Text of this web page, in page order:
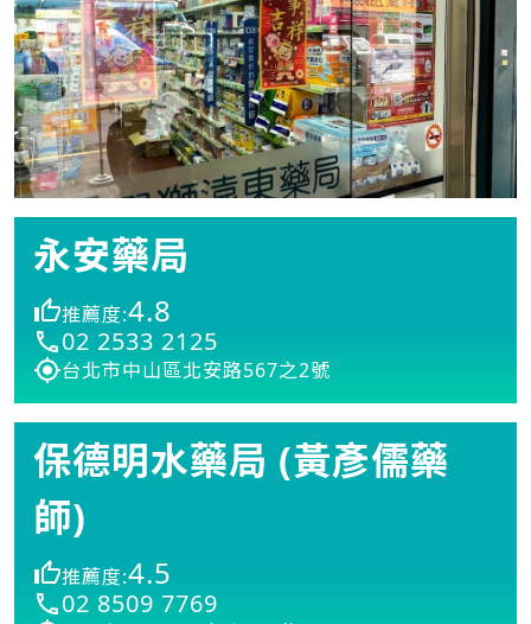
永安藥局
推薦度:4.8
02 2533 2125
台北市中山區北安路567之2號
保德明水藥局 (黃彥儒藥
師)
推薦度:4.5
02 8509 7769